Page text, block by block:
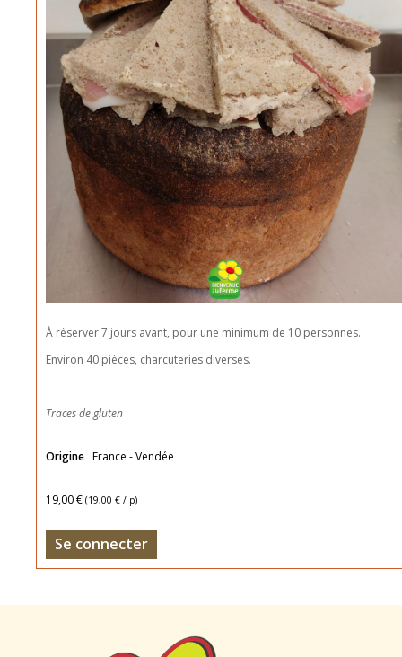
À réserver 7 jours avant, pour une minimum de 10 personnes.
Environ 40 pièces, charcuteries diverses.
Traces de gluten
Origine France - Vendée
19,00 € (19,00 € / p)
Se connecter